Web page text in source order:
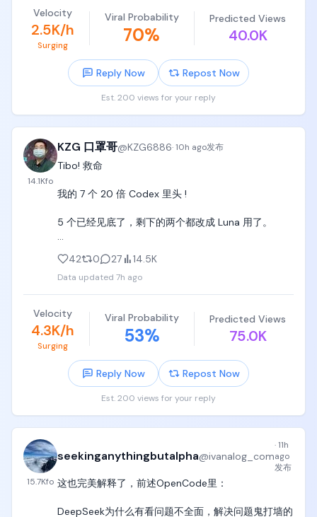
Velocity
2.5K/h
Surging
Viral Probability
70%
Predicted Views
40.0K
Reply Now Repost Now
Est. 200 views for your reply
14.1Kfo
KZG 口罩哥@KZG6886·10h ago发布
Tibo! 救命
我的 7 个 20 倍 Codex 里头 !
5 个已经见底了，剩下的两个都改成 Luna 用了。
现在全是 8 月 8 号，我要疯了。
@thsottiaux
42 0 27 14.5K
Data updated 7h ago
Velocity
4.3K/h
Surging
Viral Probability
53%
Predicted Views
75.0K
Reply Now Repost Now
Est. 200 views for your reply
15.7Kfo
seekinganythingbutalpha@ivanalog_com
·11h
ago
发布
这也完美解释了，前述OpenCode里：
DeepSeek为什么有看问题不全面，解决问题鬼打墙的